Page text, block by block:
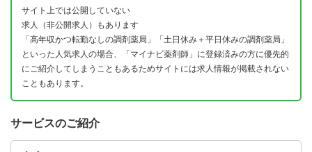
サイト上では公開していない
求人（非公開求人）もあります
「高年収かつ転勤なしの調剤薬局」「土日休み＋平日休みの調剤薬局」
といった人気求人の場合、「マイナビ薬剤師」に登録済みの方に優先的
にご紹介してしまうこともあるためサイトには求人情報が掲載されない
こともあります。
サービスのご紹介